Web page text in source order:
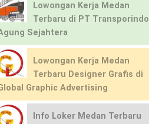
Lowongan Kerja Medan
Terbaru di PT Transporindo
Sejahtera
Lowongan Kerja Medan
Terbaru Designer Grafis di
Graphic Advertising
Info Loker Medan Terbaru